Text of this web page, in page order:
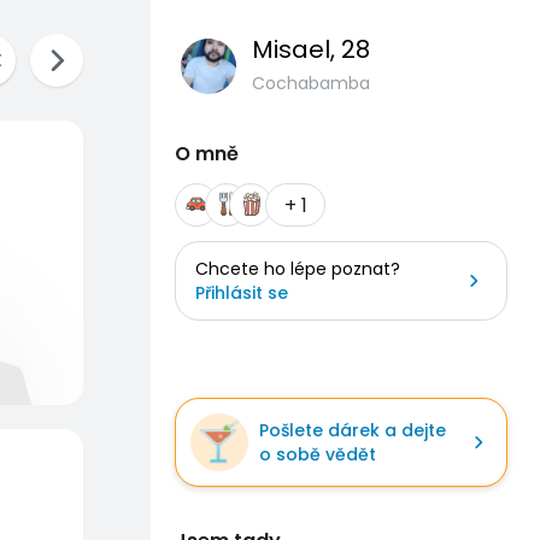
Misael, 28
Cochabamba
O mně
+ 1
Chcete ho lépe poznat?
Přihlásit se
Pošlete dárek a dejte
o sobě vědět